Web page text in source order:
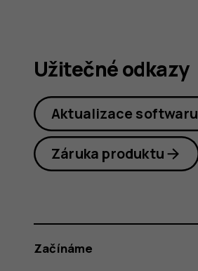
Užitečné odkazy
Aktualizace softwaru
Záruka produktu
Začínáme